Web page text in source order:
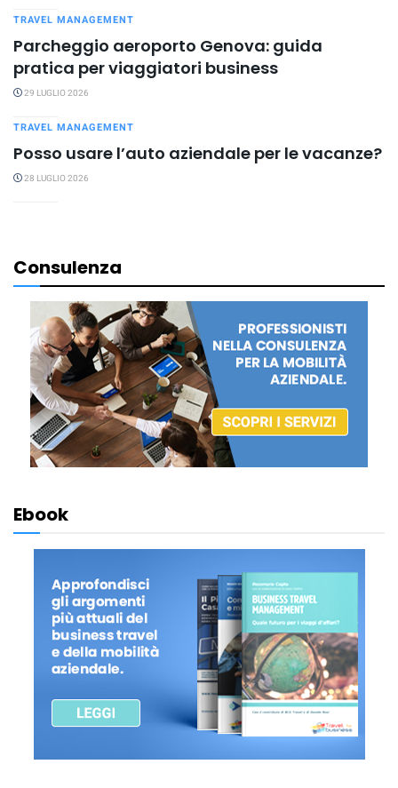
TRAVEL MANAGEMENT
Parcheggio aeroporto Genova: guida
pratica per viaggiatori business
29 LUGLIO 2026
TRAVEL MANAGEMENT
Posso usare l’auto aziendale per le vacanze?
28 LUGLIO 2026
Consulenza
Ebook